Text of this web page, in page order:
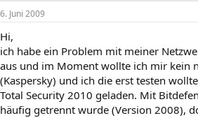
6. Juni 2009
Hi,
ich habe ein Problem mit meiner
aus und im Moment wollte ich mir kein
(Kaspersky) und ich die erst testen
Total Security 2010 geladen. Mit
häufig getrennt wurde (Version 2008),